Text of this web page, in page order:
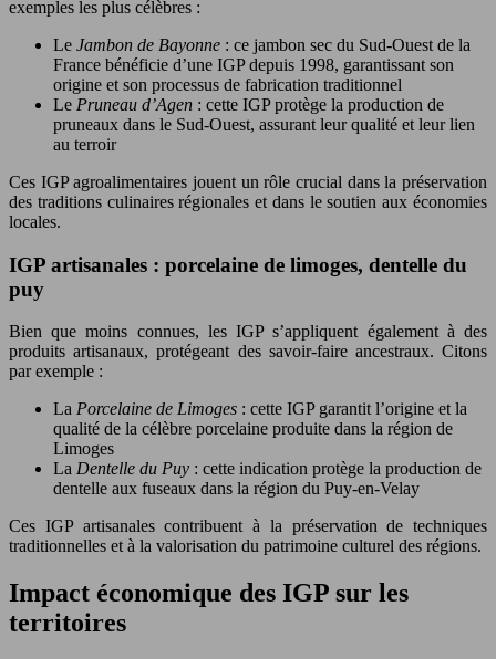
exemples les plus célèbres :
Le Jambon de Bayonne : ce jambon sec du Sud-Ouest de la
France bénéficie d’une IGP depuis 1998, garantissant son
origine et son processus de fabrication traditionnel
Le Pruneau d’Agen : cette IGP protège la production de
pruneaux dans le Sud-Ouest, assurant leur qualité et leur lien
au terroir
Ces IGP agroalimentaires jouent un rôle crucial dans la préservation
des traditions culinaires régionales et dans le soutien aux économies
locales.
IGP artisanales : porcelaine de limoges, dentelle du
puy
Bien que moins connues, les IGP s’appliquent également à des
produits artisanaux, protégeant des savoir-faire ancestraux. Citons
par exemple :
La Porcelaine de Limoges : cette IGP garantit l’origine et la
qualité de la célèbre porcelaine produite dans la région de
Limoges
La Dentelle du Puy : cette indication protège la production de
dentelle aux fuseaux dans la région du Puy-en-Velay
Ces IGP artisanales contribuent à la préservation de techniques
traditionnelles et à la valorisation du patrimoine culturel des régions.
Impact économique des IGP sur les
territoires